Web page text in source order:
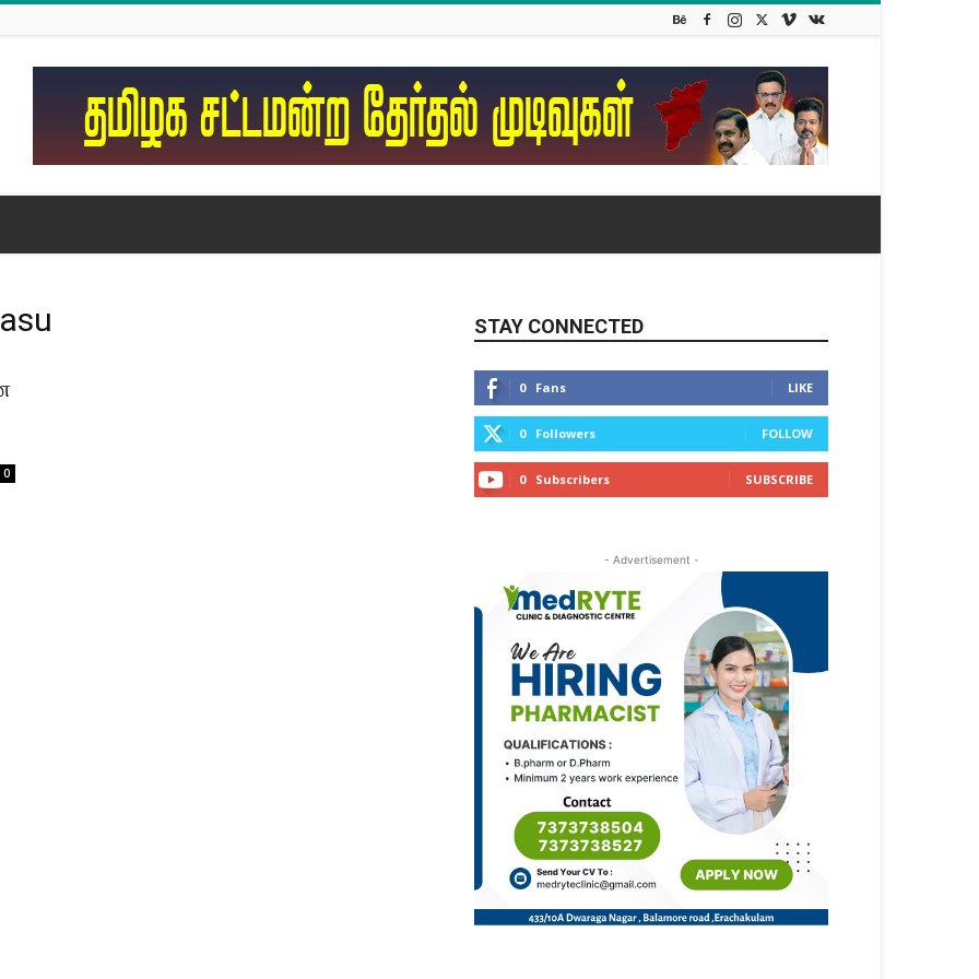
0
STAY CONNECTED
0 Fans LIKE
0 Followers FOLLOW
0 Subscribers SUBSCRIBE
- Advertisement -